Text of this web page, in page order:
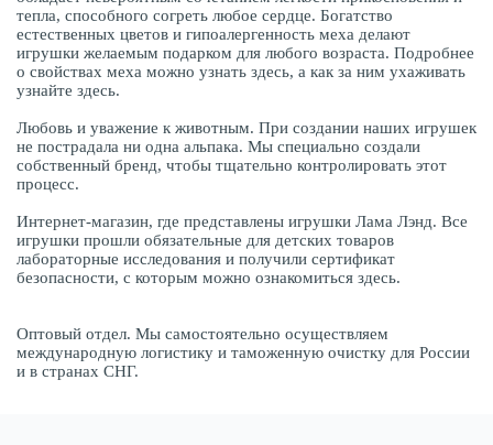
тепла, способного согреть любое сердце. Богатство
естественных цветов и гипоалергенность меха делают
игрушки желаемым подарком для любого возраста. Подробнее
о свойствах меха можно узнать здесь, а как за ним ухаживать
узнайте здесь.
Любовь и уважение к животным. При создании наших игрушек
не пострадала ни одна альпака. Мы специально создали
собственный бренд, чтобы тщательно контролировать этот
процесс.
Интернет-магазин, где представлены игрушки Лама Лэнд. Все
игрушки прошли обязательные для детских товаров
лабораторные исследования и получили сертификат
безопасности, с которым можно ознакомиться здесь.
Оптовый отдел. Мы самостоятельно осуществляем
международную логистику и таможенную очистку для России
и в странах СНГ.